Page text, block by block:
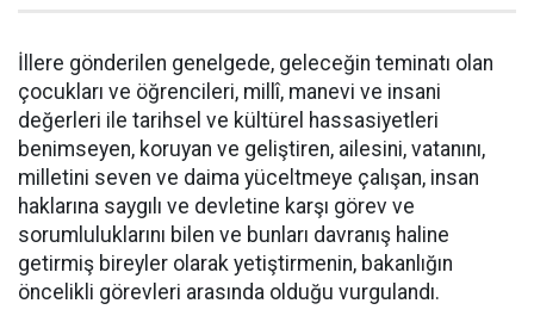
İllere gönderilen genelgede, geleceğin teminatı olan
çocukları ve öğrencileri, millî, manevi ve insani
değerleri ile tarihsel ve kültürel hassasiyetleri
benimseyen, koruyan ve geliştiren, ailesini, vatanını,
milletini seven ve daima yüceltmeye çalışan, insan
haklarına saygılı ve devletine karşı görev ve
sorumluluklarını bilen ve bunları davranış haline
getirmiş bireyler olarak yetiştirmenin, bakanlığın
öncelikli görevleri arasında olduğu vurgulandı.